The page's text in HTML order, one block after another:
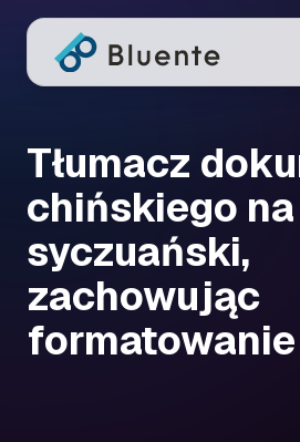
Tłumacz
chińskiego
syczuański,
zachowując
formatowanie